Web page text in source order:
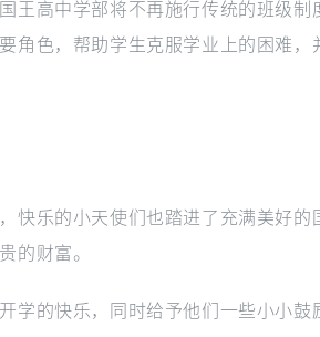
王高中学部将不再施行传统的班级
角色，帮助学生克服学业上的困难
快乐的小天使们也踏进了充满美好
的财富。
学的快乐，同时给予他们一些小小